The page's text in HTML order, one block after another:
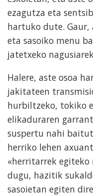
ezagutza eta
hartuko dute. Gaur,
eta sasoiko menu
jatetxeko
Halere, aste osoa
jakitateen
hurbiltzeko, tokiko
elikaduraren
suspertu nahi
herriko lehen
«herritarrek egiteko
dugu, hazitik
sasoietan egiten